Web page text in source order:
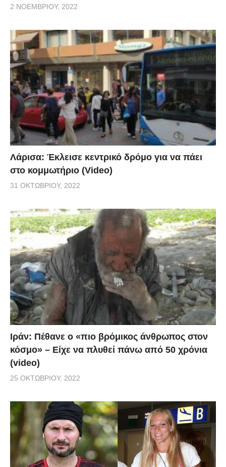
2 ΝΟΕΜΒΡΊΟΥ, 2022
Λάρισα: Έκλεισε κεντρικό δρόμο για να πάει
στο κομμωτήριο (Video)
31 ΟΚΤΩΒΡΊΟΥ, 2022
Ιράν: Πέθανε ο «πιο βρόμικος άνθρωπος στον
κόσμο» – Είχε να πλυθεί πάνω από 50 χρόνια
(video)
25 ΟΚΤΩΒΡΊΟΥ, 2022